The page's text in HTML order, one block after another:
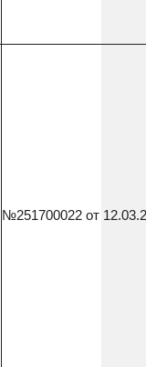
№251700022 от